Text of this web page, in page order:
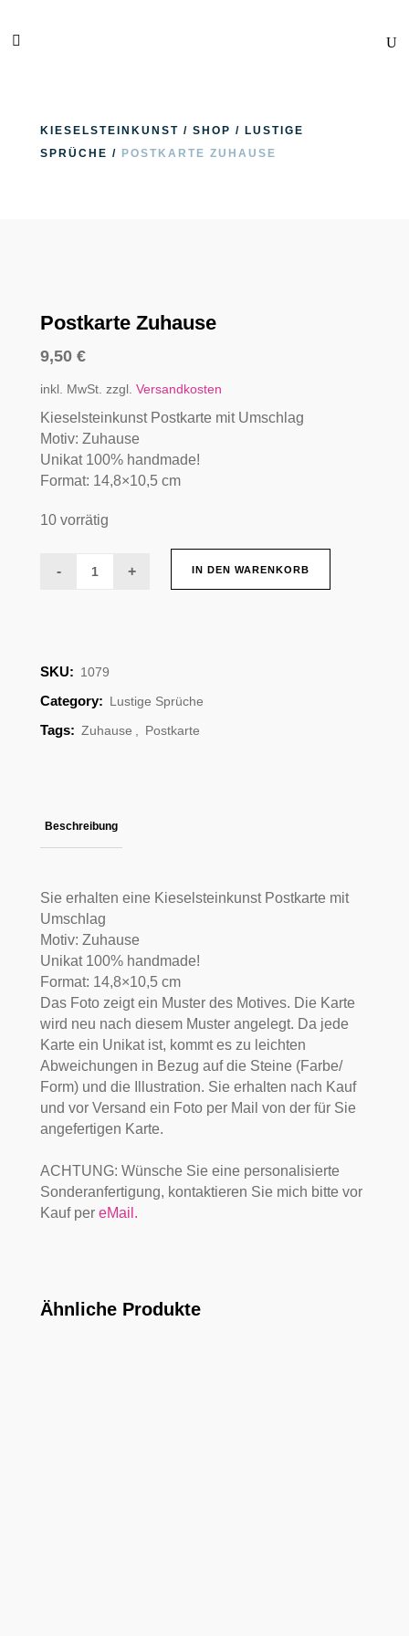
KIESELSTEINKUNST / SHOP / LUSTIGE
SPRÜCHE / POSTKARTE ZUHAUSE
Postkarte Zuhause
9,50 €
inkl. MwSt. zzgl. Versandkosten
Kieselsteinkunst Postkarte mit Umschlag
Motiv: Zuhause
Unikat 100% handmade!
Format: 14,8×10,5 cm
10 vorrätig
Postkarte IN DEN WARENKORB
SKU: 1079
Category: Lustige Sprüche
Tags: Zuhause Postkarte
Beschreibung
Sie erhalten eine Kieselsteinkunst Postkarte mit
Umschlag
Motiv: Zuhause
Unikat 100% handmade!
Format: 14,8×10,5 cm
Das Foto zeigt ein Muster des Motives. Die Karte
wird neu nach diesem Muster angelegt. Da jede
Karte ein Unikat ist, kommt es zu leichten
Abweichungen in Bezug auf die Steine (Farbe/
Form) und die Illustration. Sie erhalten nach Kauf
und vor Versand ein Foto per Mail von der für Sie
angefertigen Karte.
ACHTUNG: Wünsche Sie eine personalisierte
Sonderanfertigung, kontaktieren Sie mich bitte vor
Kauf per eMail.
Ähnliche Produkte